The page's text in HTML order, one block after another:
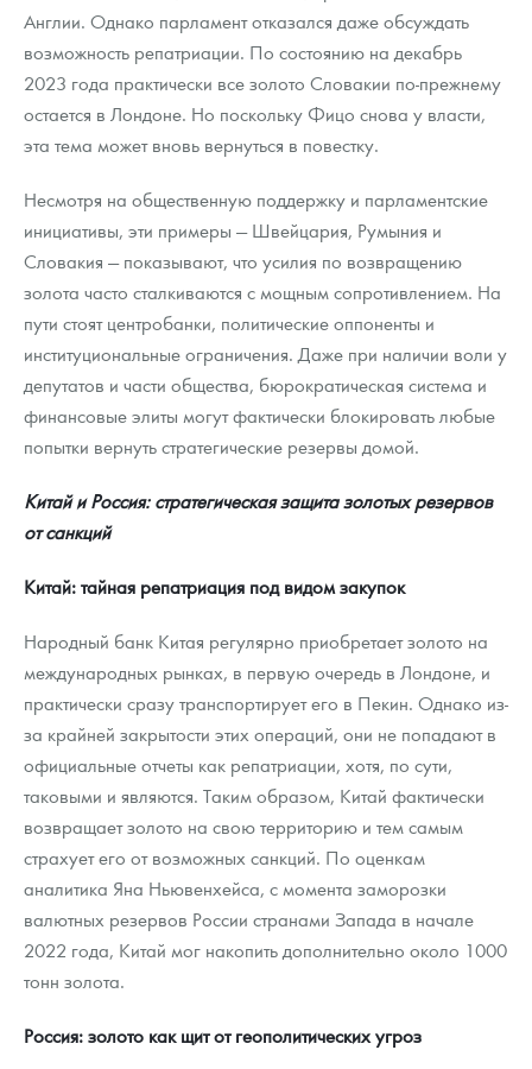
Англии. Однако парламент отказался даже обсуждать
возможность репатриации. По состоянию на декабрь
2023 года практически все золото Словакии по-прежнему
остается в Лондоне. Но поскольку Фицо снова у власти,
эта тема может вновь вернуться в повестку.
Несмотря на общественную поддержку и парламентские
инициативы, эти примеры — Швейцария, Румыния и
Словакия — показывают, что усилия по возвращению
золота часто сталкиваются с мощным сопротивлением. На
пути стоят центробанки, политические оппоненты и
институциональные ограничения. Даже при наличии воли у
депутатов и части общества, бюрократическая система и
финансовые элиты могут фактически блокировать любые
попытки вернуть стратегические резервы домой.
Китай и Россия: стратегическая защита золотых резервов
от санкций
Китай: тайная репатриация под видом закупок
Народный банк Китая регулярно приобретает золото на
международных рынках, в первую очередь в Лондоне, и
практически сразу транспортирует его в Пекин. Однако из-
за крайней закрытости этих операций, они не попадают в
официальные отчеты как репатриации, хотя, по сути,
таковыми и являются. Таким образом, Китай фактически
возвращает золото на свою территорию и тем самым
страхует его от возможных санкций. По оценкам
аналитика Яна Ньювенхейса, с момента заморозки
валютных резервов России странами Запада в начале
2022 года, Китай мог накопить дополнительно около 1000
тонн золота.
Россия: золото как щит от геополитических угроз